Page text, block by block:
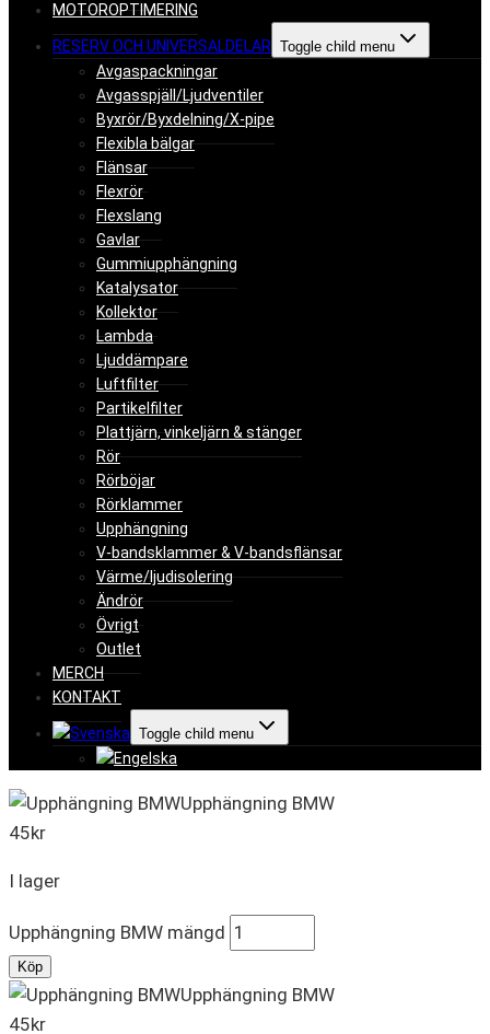
MOTOROPTIMERING
RESERV OCH UNIVERSALDELAR Toggle child menu
Avgaspackningar
Avgasspjäll/Ljudventiler
Byxrör/Byxdelning/X-pipe
Flexibla bälgar
Flänsar
Flexrör
Flexslang
Gavlar
Gummiupphängning
Katalysator
Kollektor
Lambda
Ljuddämpare
Luftfilter
Partikelfilter
Plattjärn, vinkeljärn & stänger
Rör
Rörböjar
Rörklammer
Upphängning
V-bandsklammer & V-bandsflänsar
Värme/ljudisolering
Ändrör
Övrigt
Outlet
MERCH
KONTAKT
Toggle child menu
Upphängning BMW
45kr
I lager
Upphängning BMW mängd
Köp
Upphängning BMW
45kr